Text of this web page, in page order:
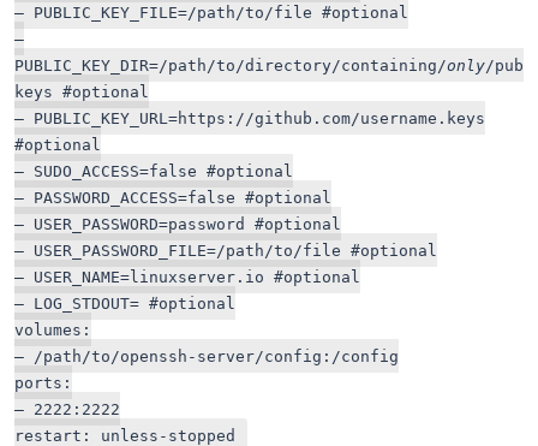
– PUBLIC_KEY_FILE=/path/to/file #optional
–
PUBLIC_KEY_DIR=/path/to/directory/containing/only/pub
keys #optional
– PUBLIC_KEY_URL=https://github.com/username.keys
#optional
– SUDO_ACCESS=false #optional
– PASSWORD_ACCESS=false #optional
– USER_PASSWORD=password #optional
– USER_PASSWORD_FILE=/path/to/file #optional
– USER_NAME=linuxserver.io #optional
– LOG_STDOUT= #optional
volumes:
– /path/to/openssh-server/config:/config
ports:
– 2222:2222
restart: unless-stopped